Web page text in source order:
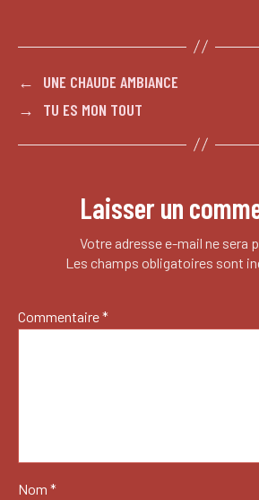
←
UNE CHAUDE AMBIANCE
→
TU ES MON TOUT
Laisser un
Votre adresse e-mail ne sera
Les champs obligatoires sont
Commentaire*
Nom *